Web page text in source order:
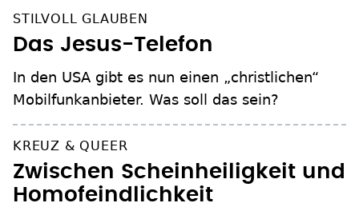
STILVOLL GLAUBEN
Das Jesus-Telefon
In den USA gibt es nun einen „christlichen“
Mobilfunkanbieter. Was soll das sein?
KREUZ & QUEER
Zwischen Scheinheiligkeit und
Homofeindlichkeit